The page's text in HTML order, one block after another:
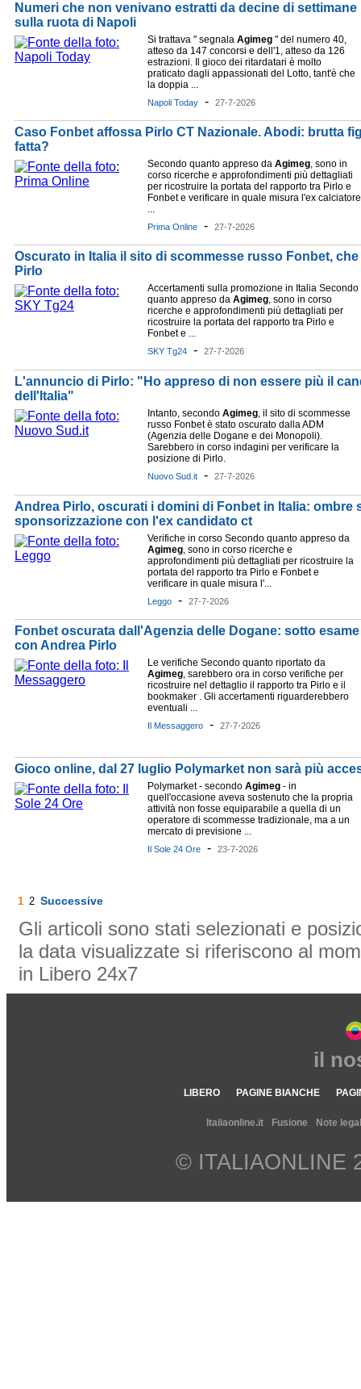
Numeri che non venivano estratti da decine di
sulla ruota di Napoli
Si trattava " segnala Agimeg " del numero 40,
atteso da 147 concorsi e dell'1, atteso da 126
estrazioni. Il gioco dei ritardatari è molto
praticato dagli appassionati del Lotto, tant'è che
la doppia ...
Napoli Today - 27-7-2026
Caso Fonbet affossa Pirlo CT Nazionale. Abodi: brutta
fatta?
Secondo quanto appreso da Agimeg, sono in
corso ricerche e approfondimenti più dettagliati
per ricostruire la portata del rapporto tra Pirlo e
Fonbet e verificare in quale misura l'ex calciatore
...
Prima Online - 27-7-2026
Oscurato in Italia il sito di scommesse russo Fonbet,
Pirlo
Accertamenti sulla promozione in Italia Secondo
quanto appreso da Agimeg, sono in corso
ricerche e approfondimenti più dettagliati per
ricostruire la portata del rapporto tra Pirlo e
Fonbet e ...
SKY Tg24 - 27-7-2026
L'annuncio di Pirlo: "Ho appreso di non essere più il
dell'Italia"
Intanto, secondo Agimeg, il sito di scommesse
russo Fonbet è stato oscurato dalla ADM
(Agenzia delle Dogane e dei Monopoli).
Sarebbero in corso indagini per verificare la
posizione di Pirlo.
Nuovo Sud.it - 27-7-2026
Andrea Pirlo, oscurati i domini di Fonbet in Italia: ombre
sponsorizzazione con l'ex candidato ct
Verifiche in corso Secondo quanto appreso da
Agimeg, sono in corso ricerche e
approfondimenti più dettagliati per ricostruire la
portata del rapporto tra Pirlo e Fonbet e
verificare in quale misura l'...
Leggo - 27-7-2026
Fonbet oscurata dall'Agenzia delle Dogane: sotto
con Andrea Pirlo
Le verifiche Secondo quanto riportato da
Agimeg, sarebbero ora in corso verifiche per
ricostruire nel dettaglio il rapporto tra Pirlo e il
bookmaker . Gli accertamenti riguarderebbero
eventuali ...
Il Messaggero - 27-7-2026
Gioco online, dal 27 luglio Polymarket non sarà più
Polymarket - secondo Agimeg - in
quell'occasione aveva sostenuto che la propria
attività non fosse equiparabile a quella di un
operatore di scommesse tradizionale, ma a un
mercato di previsione ...
Il Sole 24 Ore - 23-7-2026
1 2 Successive
Gli articoli sono stati selezionati e
la data visualizzate si riferiscono al
in Libero 24x7
il
LIBERO PAGINE BIANCHE
Italiaonline.it Fusione Note
© ITALIAONLINE